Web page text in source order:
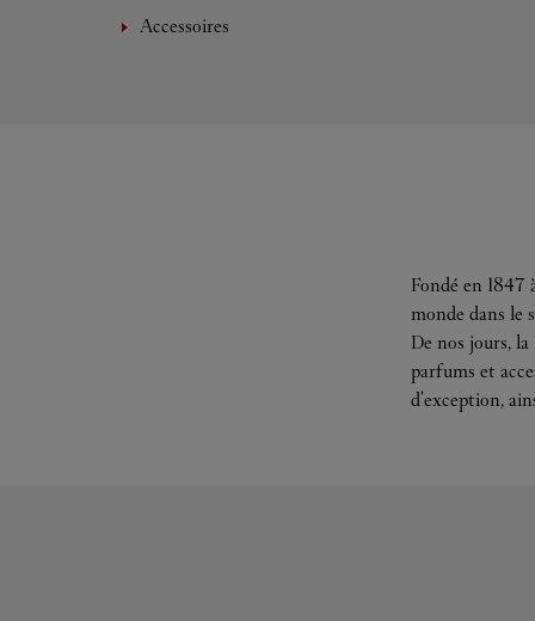
Accessoires
Fondé en 1847
monde dans le
De nos jours,
parfums et
d'exception,